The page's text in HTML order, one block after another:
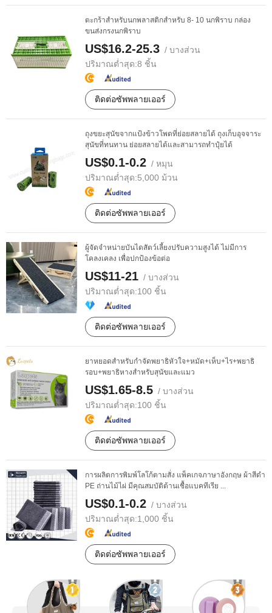
ตะกร้าสำหรับนกพลาสติกสำหรับ 8- 10 นกพิราบ กล่อง
ขนส่งกรงนกพิราบ
US$16.2-25.3 / บางส่วน
ปริมาณต่ำสุด:8 ชิ้น
ติดต่อซัพพลายเออร์
ถุงขยะสุนัขจากแป้งข้าวโพดที่ย่อยสลายได้ ถุงเก็บอุจจาระ
สุนัขที่ทนทาน ย่อยสลายได้และสามารถทำปุ๋ยได้
US$0.1-0.2 / หมุน
ปริมาณต่ำสุด:5,000 ม้วน
ติดต่อซัพพลายเออร์
ผู้จัดจำหน่ายบันไดสัตว์เลี้ยงปรับความสูงได้ ไม่มีการ
โคลงเคลง เพื่อปกป้องข้อต่อ
US$11-21 / บางส่วน
ปริมาณต่ำสุด:100 ชิ้น
ติดต่อซัพพลายเออร์
ยาหยอดสำหรับกำจัดพยาธิหัวใจ+หมัด+เห็บ+ไร+พยาธิ
รอบ+พยาธิหางสำหรับสุนัขและแมว
US$1.65-8.5 / บางส่วน
ปริมาณต่ำสุด:100 ชิ้น
ติดต่อซัพพลายเออร์
การผลิตการพิมพ์โลโก้ตามสั่ง แพ็คเกจภาษาอังกฤษ ผ้าสีดำ
PE ถ่านไม้ไผ่ มีคุณสมบัติต้านเชื้อแบคทีเรีย ...
US$0.1-0.2 / บางส่วน
ปริมาณต่ำสุด:1,000 ชิ้น
ติดต่อซัพพลายเออร์